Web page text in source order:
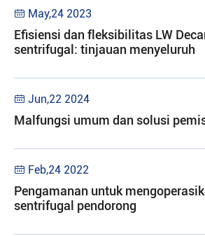
 May,24 2023
Efisiensi dan fleksibilitas LW
sentrifugal: tinjauan menyeluruh
 Jun,22 2024
Malfungsi umum dan solusi
 Feb,24 2022
Pengamanan untuk
sentrifugal pendorong